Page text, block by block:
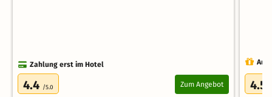
Zahlung erst im Hotel
4.4 /5.0 Zum Angebot 4.5